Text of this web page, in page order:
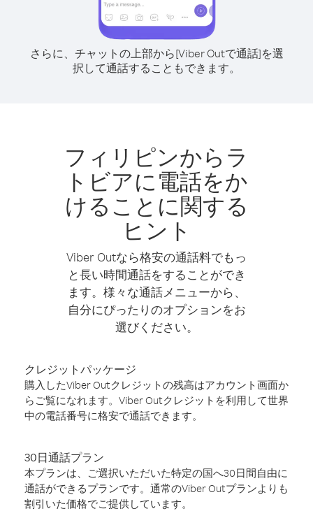
さらに、チャットの上部から[Viber Outで通話]を選
択して通話することもできます。
フィリピンからラ
トビアに電話をか
けることに関する
ヒント
Viber Outなら格安の通話料でもっ
と長い時間通話をすることができ
ます。様々な通話メニューから、
自分にぴったりのオプションをお
選びください。
クレジットパッケージ
購入したViber Outクレジットの残高はアカウント画面か
らご覧になれます。Viber Outクレジットを利用して世界
中の電話番号に格安で通話できます。
30日通話プラン
本プランは、ご選択いただいた特定の国へ30日間自由に
通話ができるプランです。通常のViber Outプランよりも
割引いた価格でご提供しています。